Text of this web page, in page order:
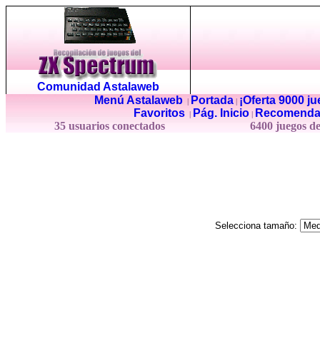
Comunidad Astalaweb
Menú Astalaweb| Portada|
¡Oferta 9000
Favoritos
Pág. Inicio
35 usuarios conectados
6400 juegos
Selecciona tamaño: